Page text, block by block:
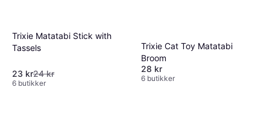
Trixie Matatabi Stick with
Tassels
23 kr24 kr
6 butikker
Trixie Cat Toy Matatabi
Broom
28 kr
6 butikker